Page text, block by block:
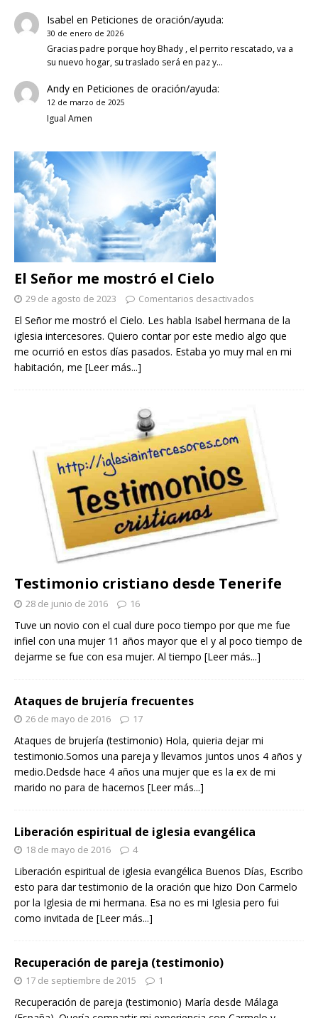
Isabel en Peticiones de oración/ayuda:
30 de enero de 2026
Gracias padre porque hoy Bhady , el perrito rescatado, va a
su nuevo hogar, su traslado será en paz y…
Andyen Peticiones de oración/ayuda:
12 de marzo de 2025
Igual Amen
El Señor me mostró el Cielo
29 de agosto de 2023 Comentarios desactivados
El Señor me mostró el Cielo. Les habla Isabel hermana de la
iglesia intercesores. Quiero contar por este medio algo que
me ocurrió en estos días pasados. Estaba yo muy mal en mi
habitación, me [Leer más...]
Testimonio cristiano desde Tenerife
28 de junio de 2016 16
Tuve un novio con el cual dure poco tiempo por que me fue
infiel con una mujer 11 años mayor que el y al poco tiempo de
dejarme se fue con esa mujer. Al tiempo [Leer más...]
Ataques de brujería frecuentes
26 de mayo de 2016 17
Ataques de brujería (testimonio) Hola, quieria dejar mi
testimonio.Somos una pareja y llevamos juntos unos 4 años y
medio.Dedsde hace 4 años una mujer que es la ex de mi
marido no para de hacernos [Leer más...]
Liberación espiritual de iglesia evangélica
18 de mayo de 2016 4
Liberación espiritual de iglesia evangélica Buenos Días, Escribo
esto para dar testimonio de la oración que hizo Don Carmelo
por la Iglesia de mi hermana. Esa no es mi Iglesia pero fui
como invitada de [Leer más...]
Recuperación de pareja (testimonio)
17 de septiembre de 2015 1
Recuperación de pareja (testimonio) María desde Málaga